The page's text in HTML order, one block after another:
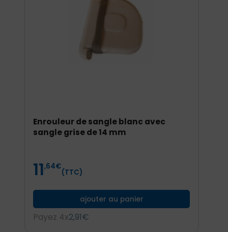
Enrouleur de sangle blanc avec
sangle grise de 14 mm
Prix
11,64€
(TTC)
ajouter au panier
Payez 4x2,91€